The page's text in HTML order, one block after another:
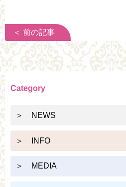
＜ 前の記事
Category
＞ NEWS
＞ INFO
＞ MEDIA